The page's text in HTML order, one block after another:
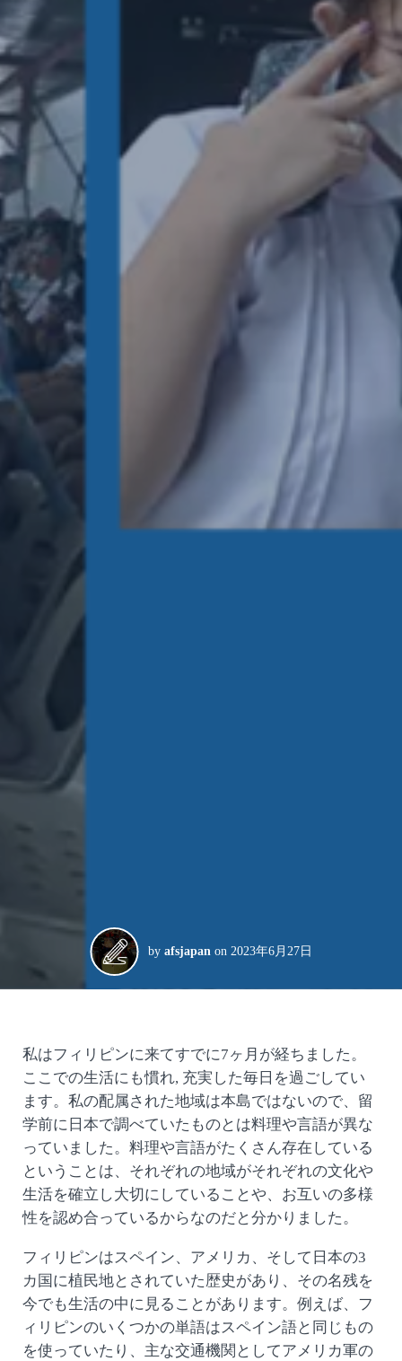
by afsjapan on 2023年6月27日
私はフィリピンに来てすでに7ヶ月が経ちました。
ここでの生活にも慣れ, 充実した毎日を過ごしてい
ます。私の配属された地域は本島ではないので、留
学前に日本で調べていたものとは料理や言語が異な
っていました。料理や言語がたくさん存在している
ということは、それぞれの地域がそれぞれの文化や
生活を確立し大切にしていることや、お互いの多様
性を認め合っているからなのだと分かりました。
フィリピンはスペイン、アメリカ、そして日本の3
カ国に植民地とされていた歴史があり、その名残を
今でも生活の中に見ることがあります。例えば、フ
ィリピンのいくつかの単語はスペイン語と同じもの
を使っていたり、主な交通機関としてアメリカ軍の